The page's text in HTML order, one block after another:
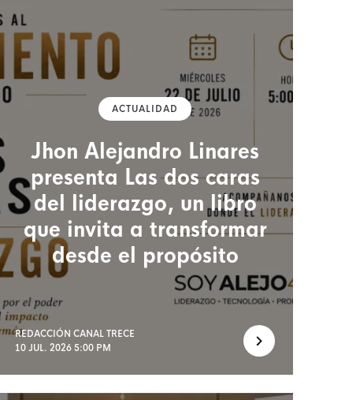
ACTUALIDAD
Jhon Alejandro Linares
presenta Las dos caras
del liderazgo, un libro
que invita a transformar
desde el propósito
REDACCIÓN CANAL TRECE
10 JUL. 2026 5:00 PM